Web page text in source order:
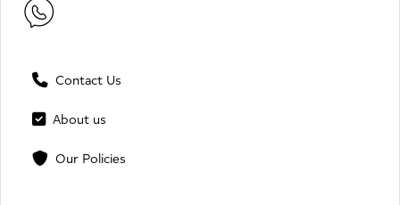
Contact Us
About us
Our Policies